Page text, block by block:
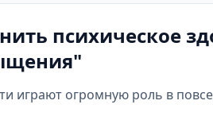
психическое
играют огромную роль в